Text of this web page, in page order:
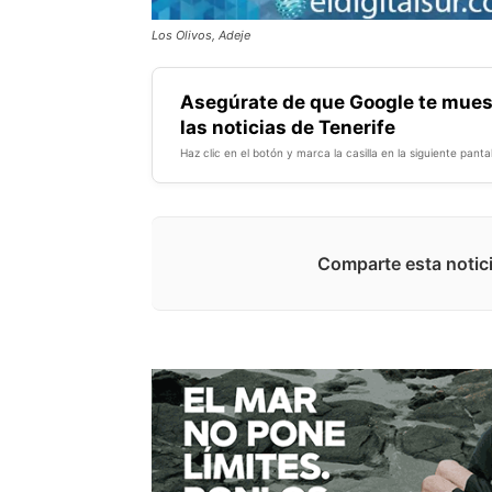
Los Olivos, Adeje
Asegúrate de que Google te
las noticias de Tenerife
Haz clic en el botón y marca la casilla en la siguiente
Comparte esta